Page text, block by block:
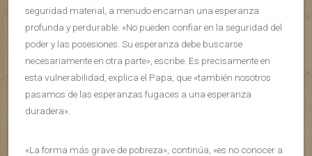
seguridad material, a menudo encarnan una esperanza
profunda y perdurable. «No pueden confiar en la seguridad del
poder y las posesiones. Su esperanza debe buscarse
necesariamente en otra parte», escribe. Es precisamente en
esta vulnerabilidad, explica el Papa, que «también nosotros
pasamos de las esperanzas fugaces a una esperanza
duradera».
«La forma más grave de pobreza», continúa, «es no conocer a